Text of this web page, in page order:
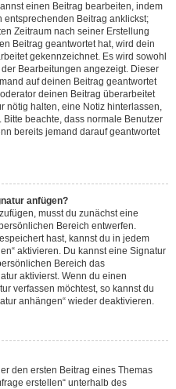
einen Beitrag bearbeiten, indem
entsprechenden Beitrag anklickst;
Zeitraum nach seiner Erstellung
Beitrag geantwortet hat, wird dein
gekennzeichnet. Es wird sowohl
Bearbeitungen angezeigt. Dieser
auf deinen Beitrag geantwortet
deinen Beitrag überarbeitet
nötig halten, eine Notiz hinterlassen,
beachte, dass normale Benutzer
bereits jemand darauf geantwortet
anfügen?
musst du zunächst eine
Bereich entwerfen.
hast, kannst du in jedem
aktivieren. Du kannst eine Signatur
Bereich das
aktivierst. Wenn du einen
verfassen möchtest, so kannst du
anhängen“ wieder deaktivieren.
den ersten Beitrag eines Themas
erstellen“ unterhalb des